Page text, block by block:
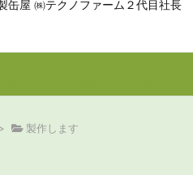
屋 ㈱テクノファーム２代目社長
製作します